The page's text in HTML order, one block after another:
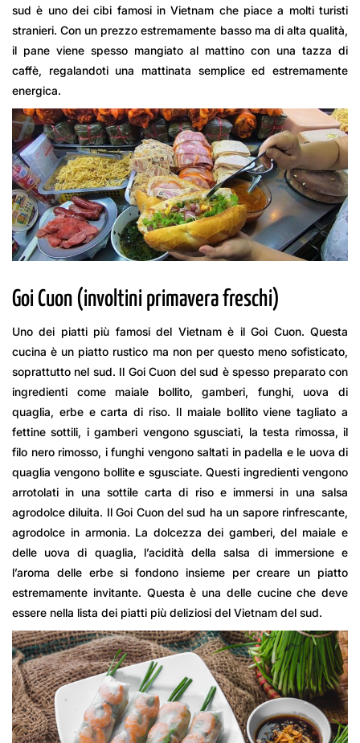
sud è uno dei cibi famosi in Vietnam che piace a molti turisti
stranieri. Con un prezzo estremamente basso ma di alta qualità,
il pane viene spesso mangiato al mattino con una tazza di
caffè, regalandoti una mattinata semplice ed estremamente
energica.
Goi Cuon (involtini primavera freschi)
Uno dei piatti più famosi del Vietnam è il Goi Cuon. Questa
cucina è un piatto rustico ma non per questo meno sofisticato,
soprattutto nel sud. Il Goi Cuon del sud è spesso preparato con
ingredienti come maiale bollito, gamberi, funghi, uova di
quaglia, erbe e carta di riso. Il maiale bollito viene tagliato a
fettine sottili, i gamberi vengono sgusciati, la testa rimossa, il
filo nero rimosso, i funghi vengono saltati in padella e le uova di
quaglia vengono bollite e sgusciate. Questi ingredienti vengono
arrotolati in una sottile carta di riso e immersi in una salsa
agrodolce diluita. Il Goi Cuon del sud ha un sapore rinfrescante,
agrodolce in armonia. La dolcezza dei gamberi, del maiale e
delle uova di quaglia, l’acidità della salsa di immersione e
l’aroma delle erbe si fondono insieme per creare un piatto
estremamente invitante. Questa è una delle cucine che deve
essere nella lista dei piatti più deliziosi del Vietnam del sud.